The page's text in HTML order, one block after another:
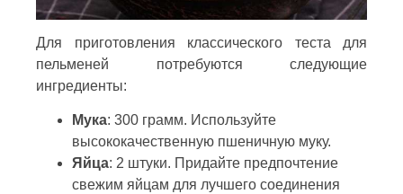
Для приготовления классического теста для
пельменей потребуются следующие
ингредиенты:
Мука: 300 грамм. Используйте
высококачественную пшеничную муку.
Яйца: 2 штуки. Придайте предпочтение
свежим яйцам для лучшего соединения